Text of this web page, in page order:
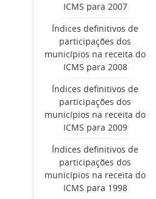
ICMS para 2007
Índices definitivos de
participações dos
municípios na receita do
ICMS para 2008
Índices definitivos de
participações dos
municípios na receita do
ICMS para 2009
Índices definitivos de
participações dos
municípios na receita do
ICMS para 1998